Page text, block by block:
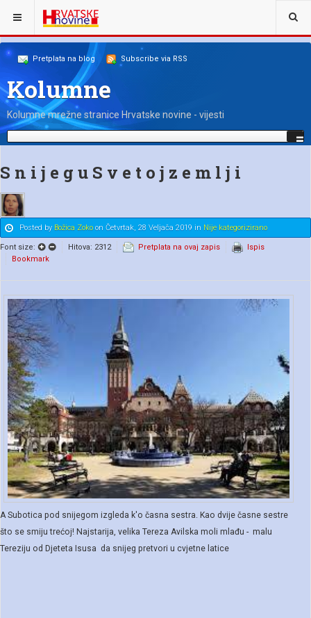
NALAZITE SE OVDJE:
Pretplata na blog Subscribe via RSS
Kolumne
Kolumne mrežne stranice Hrvatske novine - vijesti
S n i j e g u S v e t o j z e m l j i
Posted by Božica Zoko on Četvrtak, 28 Veljača 2019 in Nije kategorizirano
Font size: Hitova: 2312 Pretplata na ovaj zapis
Ispis
Bookmark
A Subotica pod snijegom izgleda k'o časna sestra. Kao dvije časne sestre
što se smiju trećoj! Najstarija, velika Tereza Avilska moli mlađu - malu
Tereziju od Djeteta Isusa da snijeg pretvori u cvjetne latice